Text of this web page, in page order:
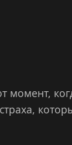
момент,